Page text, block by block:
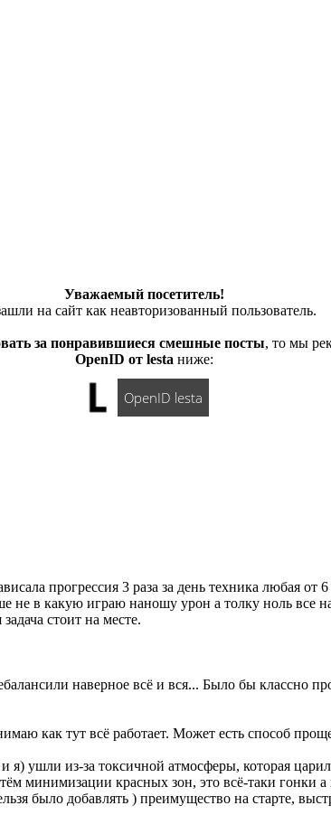
Уважаемый посетитель!
на сайт как неавторизованный пользователь.
за понравившиеся смешные посты, то мы
OpenID от lesta ниже:
OpenID lesta
прогрессия 3 раза за день техника любая
не в какую играю наношу урон а толку ноль все
стоит на месте.
наверное всё и вся... Было бы классно
как тут всё работает. Может есть способ
я) ушли из-за токсичной атмосферы, которая
минимизации красных зон, это всё-таки
было добавлять ) преимущество на старте,